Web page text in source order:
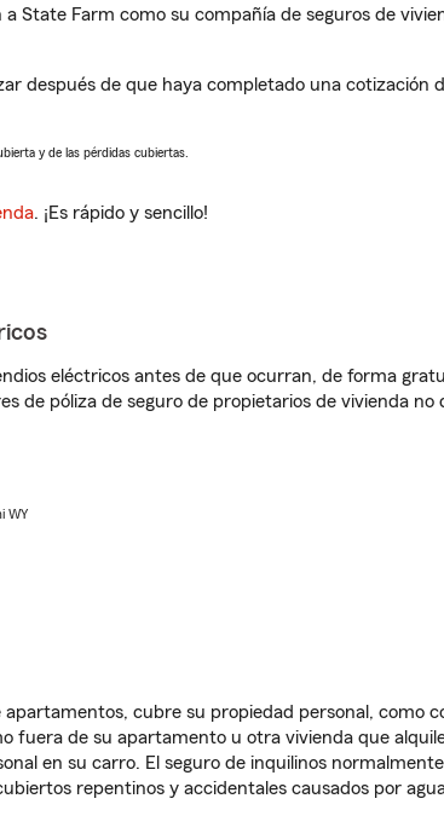
State Farm como su compañía de seguros de
después de que haya completado una cotización
y de las pérdidas cubiertas.
. ¡Es rápido y sencillo!
eléctricos antes de que ocurran, de forma
de póliza de seguro de propietarios de vivienda
WY
cubre su propiedad personal, como
fuera de su apartamento u otra vivienda que
en su carro. El seguro de inquilinos
repentinos y accidentales causados por